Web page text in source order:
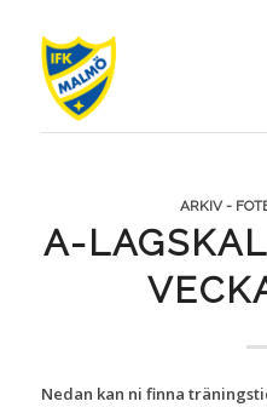
ARKIV -
A-
Nedan kan ni finna